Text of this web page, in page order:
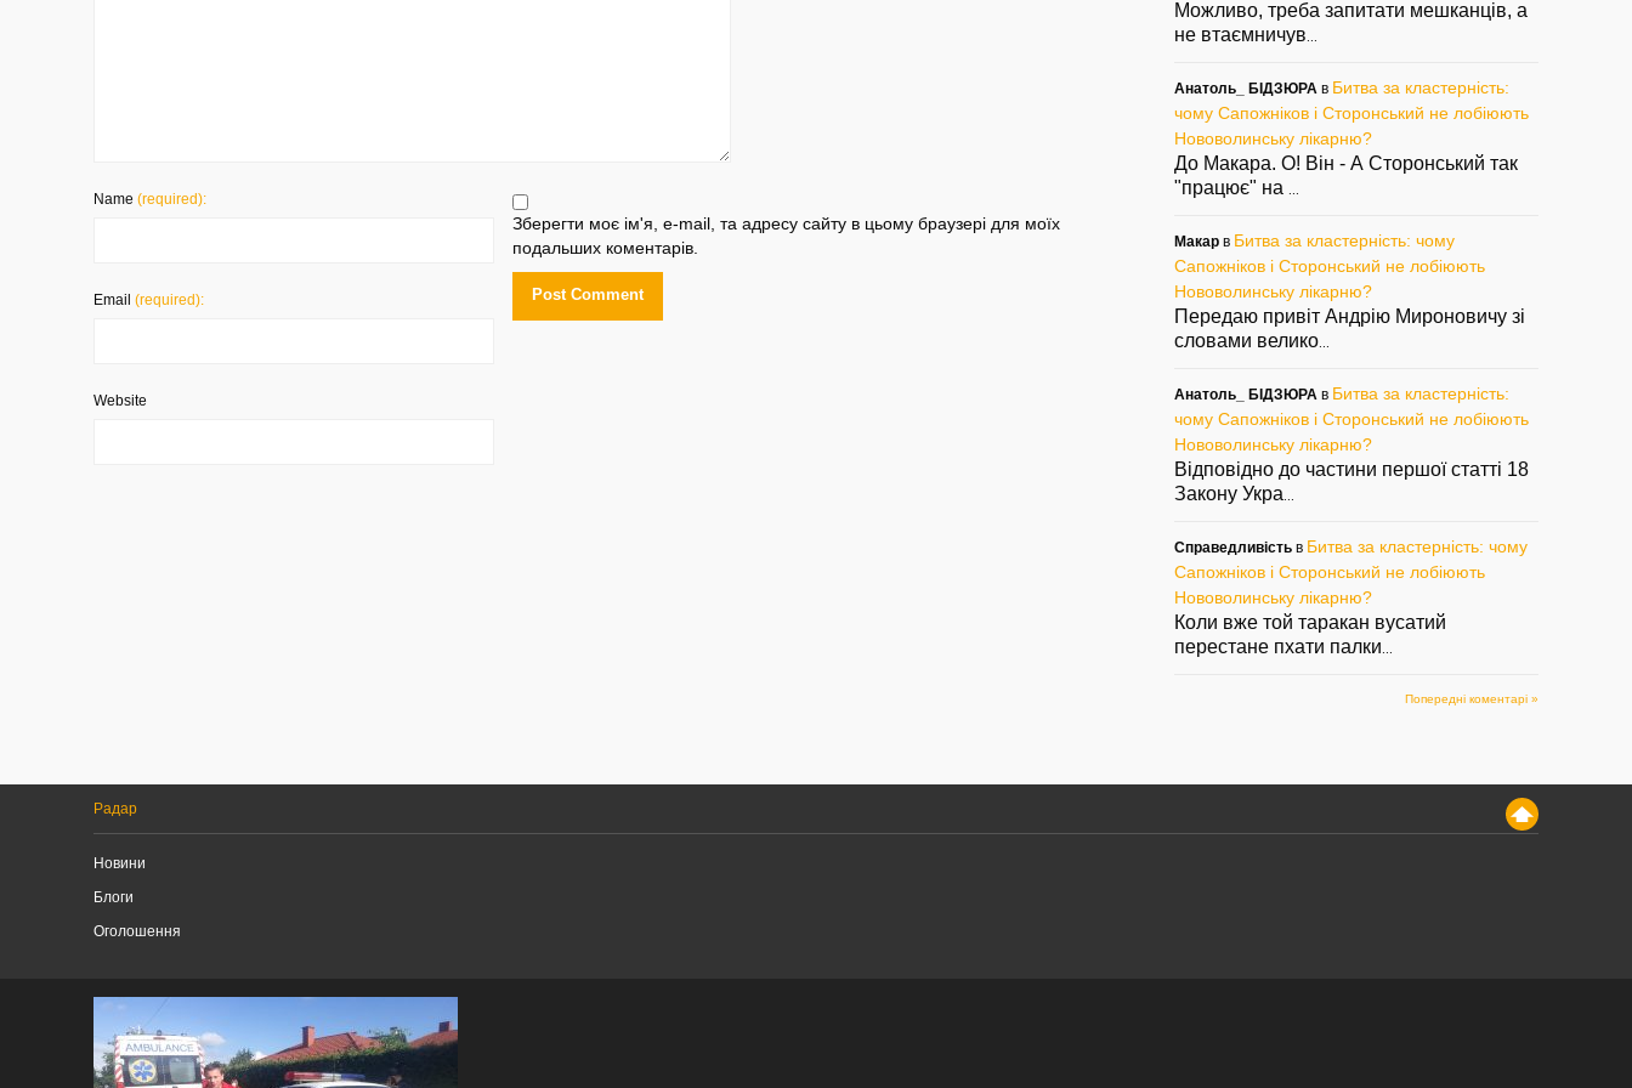
Name (required):
Email (required):
Website
Зберегти моє ім'я, e-mail, та адресу сайту в цьому браузері для моїх
подальших коментарів.
Можливо, треба запитати мешканців, а
не втаємничув
Анатоль_ БІДЗЮРА в Битва за кластерність:
чому Сапожніков і Сторонський не лобіюють
Нововолинську лікарню?
До Макара. О! Він - А Сторонський так
"працює" на
Макар в Битва за кластерність: чому
Сапожніков і Сторонський не лобіюють
Нововолинську лікарню?
Передаю привіт Андрію Мироновичу зі
словами велико
Анатоль_ БІДЗЮРА в Битва за кластерність:
чому Сапожніков і Сторонський не лобіюють
Нововолинську лікарню?
Відповідно до частини першої статті 18
Закону Укра
Справедливість в Битва за кластерність: чому
Сапожніков і Сторонський не лобіюють
Нововолинську лікарню?
Коли вже той таракан вусатий
перестане пхати палки
Попередні коментарі »
Радар
Новини
Блоги
Оголошення